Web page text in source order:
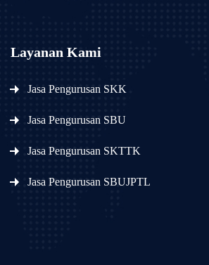
Layanan Kami
Jasa Pengurusan SKK
Jasa Pengurusan SBU
Jasa Pengurusan SKTTK
Jasa Pengurusan SBUJPTL